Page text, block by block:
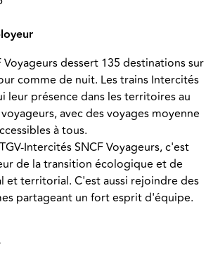
dessert 135 destinations sur
comme de nuit. Les trains Intercités
leur présence dans les territoires au
avec des voyages moyenne
à tous.
Intercités SNCF Voyageurs, c'est
de la transition écologique et de
et territorial. C'est aussi rejoindre des
partageant un fort esprit d'équipe.